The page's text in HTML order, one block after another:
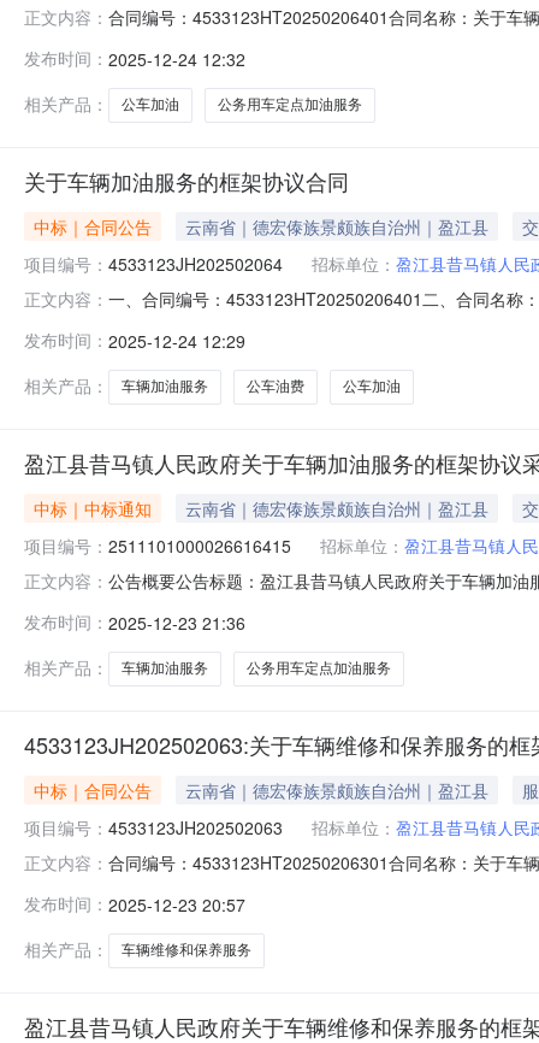
正文内容： 合同编号：4533123HT20250206401合同名称：关于车
代理机构：进口产品审核前公示：采购公告（或单一来
发布时间： 2025-12-24 12:32
相关产品：
公车加油 公务用车定点加油服务
关于车辆加油服务的框架协议合同
中标｜合同公告 云南省｜德宏傣族景颇族自治州｜盈江县
项目编号： 4533123JH202502064 招标单位： 盈江县昔马镇人民
正文内容： 一、合同编号：4533123HT20250206401二、合同名称
标的名称：公车加油规格型号（或服务要求）：公车加
发布时间： 2025-12-24 12:29
相关产品：
车辆加油服务 公车油费 公车加油
盈江县昔马镇人民政府关于车辆加油服务的框架协议
中标｜中标通知 云南省｜德宏傣族景颇族自治州｜盈江县
项目编号： 2511101000026616415 招标单位： 盈江县昔马镇人
正文内容： 公告概要公告标题：盈江县昔马镇人民政府关于车辆加
的框架协议采购项目项目编号：
发布时间： 2025-12-23 21:36
相关产品：
车辆加油服务 公务用车定点加油服务
4533123JH202502063:关于车辆维修和保养服务的框
中标｜合同公告 云南省｜德宏傣族景颇族自治州｜盈江县
项目编号： 4533123JH202502063 招标单位： 盈江县昔马镇人民
正文内容： 合同编号：4533123HT20250206301合同名称：关于车
公告日期：2025-12-23代理机构：进口产品审核前公示
发布时间： 2025-12-23 20:57
相关产品：
车辆维修和保养服务
盈江县昔马镇人民政府关于车辆维修和保养服务的框